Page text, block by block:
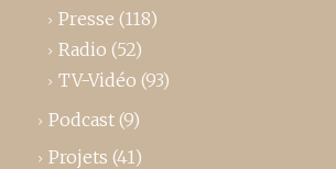
Presse (118)
Radio (52)
TV-Vidéo (93)
Podcast (9)
Projets (41)